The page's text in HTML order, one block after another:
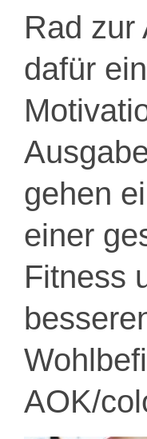
Rad zur
dafür
gehen
einer
Fitness
AOK/